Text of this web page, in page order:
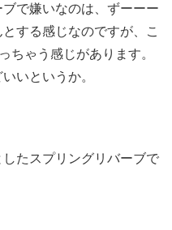
で嫌いなのは、ずーーー
する感じなのですが、こ
ちゃう感じがあります。
いというか。
たスプリングリバーブで